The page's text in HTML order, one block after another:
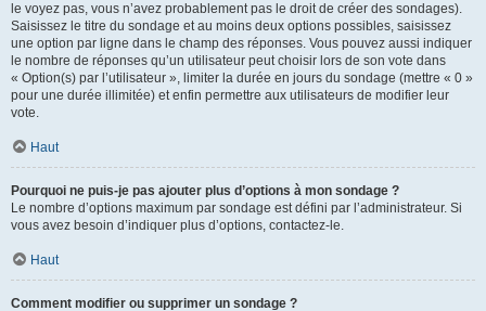
le voyez pas, vous n’avez probablement pas le droit de créer des sondages).
Saisissez le titre du sondage et au moins deux options possibles, saisissez
une option par ligne dans le champ des réponses. Vous pouvez aussi indiquer
le nombre de réponses qu’un utilisateur peut choisir lors de son vote dans
« Option(s) par l’utilisateur », limiter la durée en jours du sondage (mettre « 0 »
pour une durée illimitée) et enfin permettre aux utilisateurs de modifier leur
vote.
Haut
Pourquoi ne puis-je pas ajouter plus d’options à mon sondage ?
Le nombre d’options maximum par sondage est défini par l’administrateur. Si
vous avez besoin d’indiquer plus d’options, contactez-le.
Haut
Comment modifier ou supprimer un sondage ?